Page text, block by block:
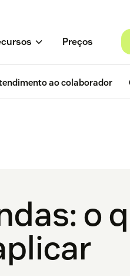
Preços
ao colaborador
o